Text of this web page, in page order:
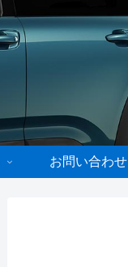
お問い合わせ